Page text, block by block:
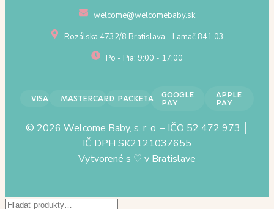
welcome@welcomebaby.sk
Rozálska 4732/8 Bratislava - Lamač 841 03
Po - Pia: 9:00 - 17:00
VISA MASTERCARD PACKETA
GOOGLE
PAY
APPLE
PAY
© 2026 Welcome Baby, s. r. o. – IČO 52 472 973 │
IČ DPH SK2121037655
Vytvorené s ♡ v Bratislave